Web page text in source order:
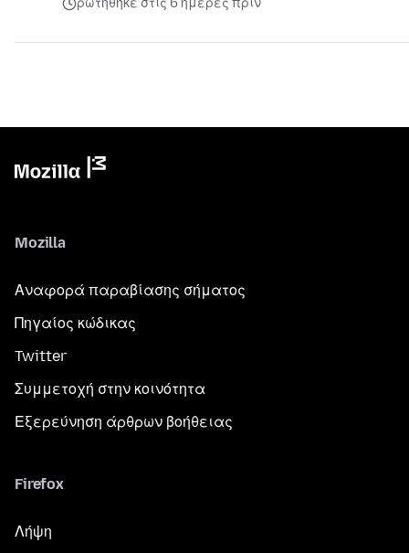
ρωτήθηκε στις 6 ημέρες πριν
Mozilla
Αναφορά παραβίασης σήματος
Πηγαίος κώδικας
Twitter
Συμμετοχή στην κοινότητα
Εξερεύνηση άρθρων βοήθειας
Firefox
Λήψη